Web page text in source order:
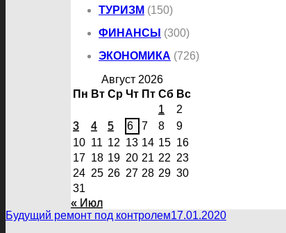
ТУРИЗМ (150)
ФИНАНСЫ (300)
ЭКОНОМИКА (726)
Август 2026
Пн Вт Ср Чт Пт Сб Вс
1
2
3
4 5 6 7 8
9
10 11 12 13 14 15 16
17 18 19 20 21 22 23
24 25 26 27 28 29 30
31
« Июл
Будущий ремонт под контролем17.01.2020